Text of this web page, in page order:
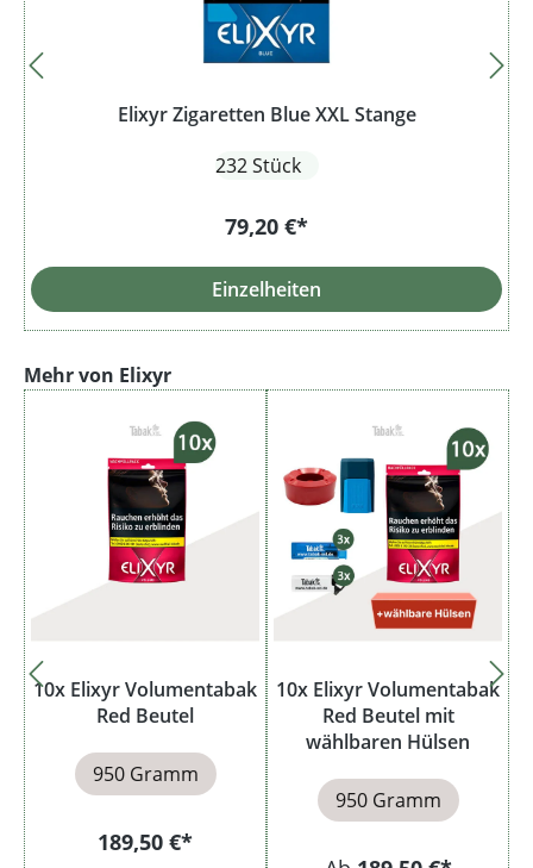
Elixyr Zigaretten Blue XXL Stange
232 Stück
79,20 €*
Einzelheiten
Produktgalerie überspringen
Mehr von Elixyr
10x Elixyr Volumentabak
Red Beutel
950 Gramm
189,50 €*
10x Elixyr Volumentabak
Red Beutel mit
wählbaren Hülsen
950 Gramm